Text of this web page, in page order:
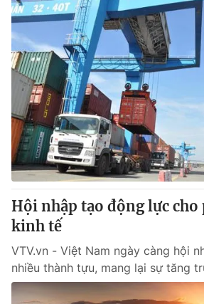
Hội nhập tạo động lực
kinh tế
VTV.vn - Việt Nam ngày càng hội
nhiều thành tựu, mang lại sự tăng